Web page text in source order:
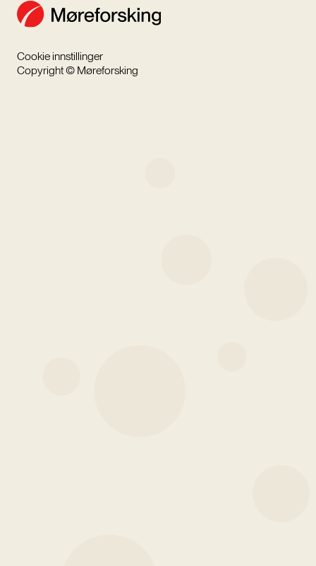
Cookie innstillinger
Copyright © Møreforsking